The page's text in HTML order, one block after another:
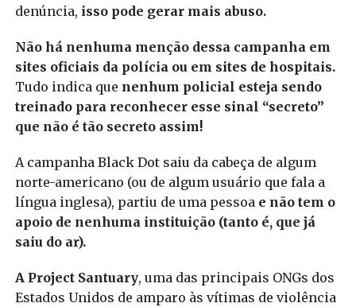
denúncia, isso pode gerar mais abuso.
Não há nenhuma menção dessa campanha em
sites oficiais da polícia ou em sites de hospitais.
Tudo indica que nenhum policial esteja sendo
treinado para reconhecer esse sinal “secreto”
que não é tão secreto assim!
A campanha Black Dot saiu da cabeça de algum
norte-americano (ou de algum usuário que fala a
língua inglesa), partiu de uma pessoae não tem o
apoio de nenhuma instituição (tanto é, que já
saiu do ar).
A Project Santuary, uma das principais ONGs dos
Estados Unidos de amparo às vítimas de violência